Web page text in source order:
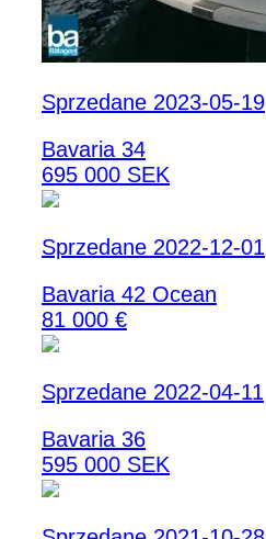
Sprzedane 2023-05-19
Bavaria 34
695 000 SEK
Sprzedane 2022-12-01
Bavaria 42 Ocean
81 000 €
Sprzedane 2022-04-11
Bavaria 36
595 000 SEK